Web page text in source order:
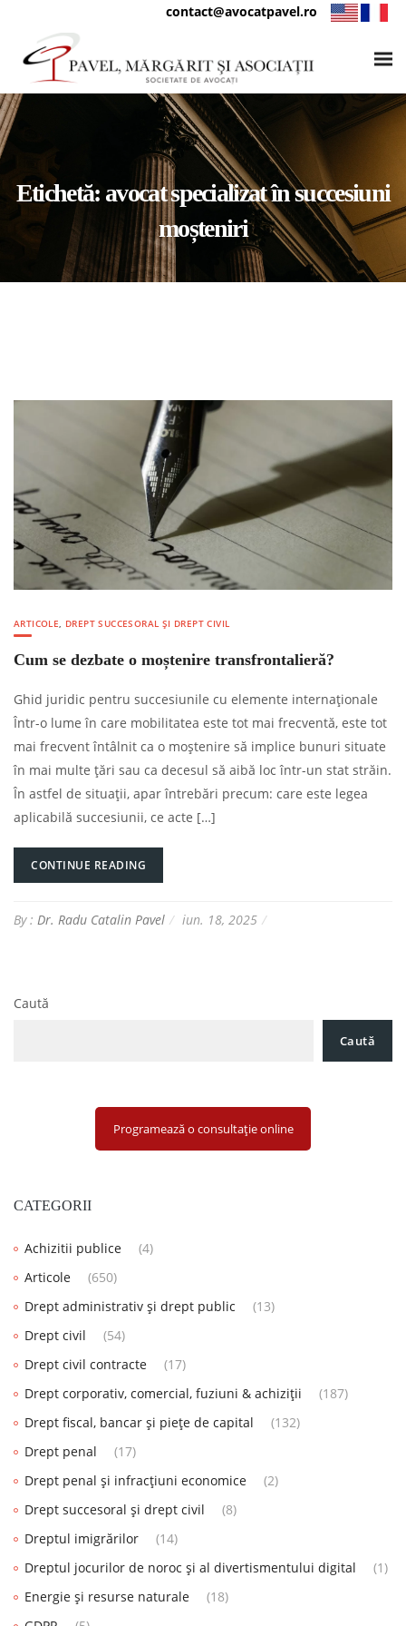
contact@avocatpavel.ro
Etichetă: avocat specializat în succesiuni
moșteniri
ARTICOLE, DREPT SUCCESORAL ȘI DREPT CIVIL
Cum se dezbate o moștenire transfrontalieră?
Ghid juridic pentru succesiunile cu elemente internaționale
Într-o lume în care mobilitatea este tot mai frecventă, este tot
mai frecvent întâlnit ca o moștenire să implice bunuri situate
în mai multe țări sau ca decesul să aibă loc într-un stat străin.
În astfel de situații, apar întrebări precum: care este legea
aplicabilă succesiunii, ce acte […]
CONTINUE READING
By : Dr. Radu Catalin Pavel iun. 18, 2025
Caută
Caută
Programează o consultație online
CATEGORII
Achizitii publice
(4)
Articole
(650)
Drept administrativ și drept public
(13)
Drept civil
(54)
Drept civil contracte
(17)
Drept corporativ, comercial, fuziuni & achiziții
(187)
Drept fiscal, bancar și piețe de capital
(132)
Drept penal
(17)
Drept penal și infracțiuni economice
(2)
Drept succesoral și drept civil
(8)
Dreptul imigrărilor
(14)
Dreptul jocurilor de noroc și al divertismentului digital
(1)
Energie și resurse naturale
(18)